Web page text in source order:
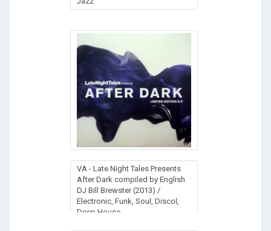
VA - Late Night Tales Presents
After Dark compiled by English
DJ Bill Brewster (2013) /
Electronic, Funk, Soul, Discol,
Deep House